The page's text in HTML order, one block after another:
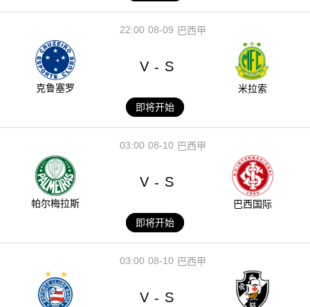
08-09
22:00 巴西甲
克鲁塞罗
V - S
米拉索
即将开始
08-10
03:00 巴西甲
帕尔梅拉斯
V - S
巴西国际
即将开始
08-10
03:00 巴西甲
V - S